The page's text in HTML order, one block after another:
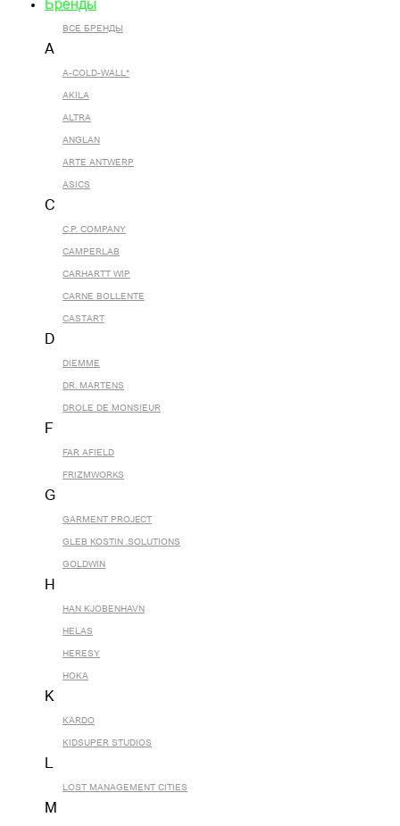
Бренды
ВСЕ БРЕНДЫ
A
A-COLD-WALL*
AKILA
ALTRA
ANGLAN
ARTE ANTWERP
ASICS
C
C.P. COMPANY
CAMPERLAB
CARHARTT WIP
CARNE BOLLENTE
CASTART
D
DIEMME
DR. MARTENS
DROLE DE MONSIEUR
F
FAR AFIELD
FRIZMWORKS
G
GARMENT PROJECT
GLEB KOSTIN .SOLUTIONS
GOLDWIN
H
HAN KJOBENHAVN
HELAS
HERESY
HOKA
K
KARDO
KIDSUPER STUDIOS
L
LOST MANAGEMENT CITIES
M